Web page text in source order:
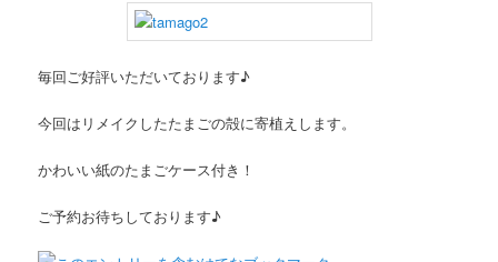
毎回ご好評いただいております♪
今回はリメイクしたたまごの殻に寄植えします。
かわいい紙のたまごケース付き！
ご予約お待ちしております♪